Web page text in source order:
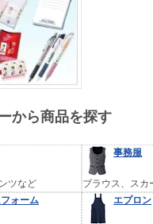
から商品を探す
ツなど
事務服
ブラウス、スカ
ォーム
エプロン